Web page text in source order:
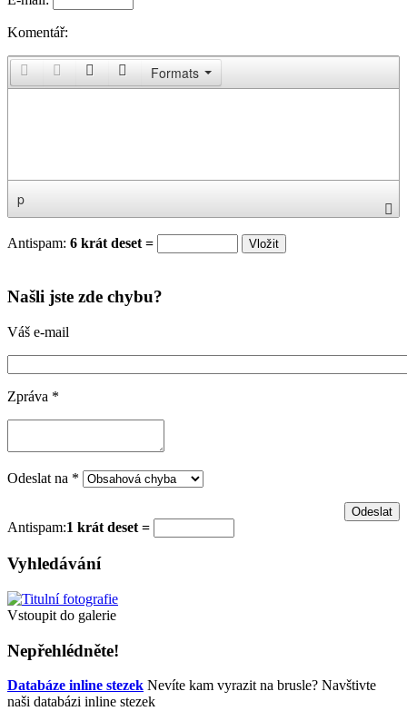
Komentář:
Formats
p
Antispam: 6 krát deset =
Našli jste zde chybu?
Váš e-mail
Zpráva *
Odeslat na *
Antispam:1 krát deset =
Vyhledávání
Vstoupit do galerie
Nepřehlédněte!
Databáze inline stezek Nevíte kam vyrazit na brusle? Navštivte
naši databázi inline stezek